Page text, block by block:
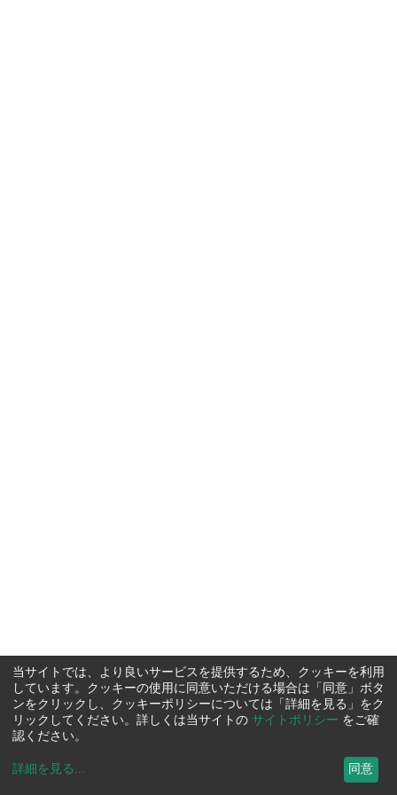
当サイトでは、より良いサービスを提供するため、クッキーを利用
しています。クッキーの使用に同意いただける場合は「同意」ボタ
ンをクリックし、クッキーポリシーについては「詳細を見る」をク
リックしてください。詳しくは当サイトの サイトポリシー をご確
認ください。
詳細を見る ... 同意